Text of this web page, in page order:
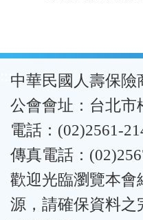
:::中華民國人壽保險
公會會址：台北市
電話：(02)2561-
傳真電話：
歡迎光臨瀏覽本會
源，請確保資料之